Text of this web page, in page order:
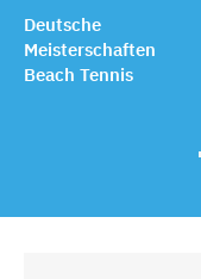
Deutsche
Meisterschaften
Beach Tennis